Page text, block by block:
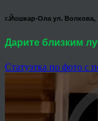
г.Йошкар-Ола ул. Волкова,
Дарите близким
Статуэтка по фото с